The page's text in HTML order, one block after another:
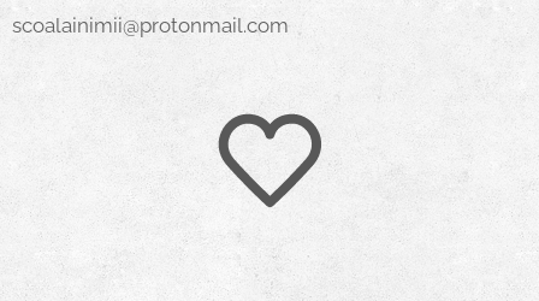
scoalainimii@protonmail.com